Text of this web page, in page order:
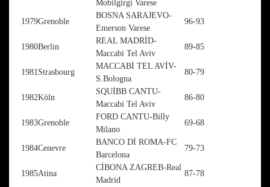
Mobilgirgi Varese
1979Grenoble
BOSNA SARAJEVO-
Emerson Varese
96-93
1980Berlin
REAL MADRİD-
Maccabi Tel Aviv
89-85
1981 Strasbourg
MACCABİ TEL AVİV-
S.Bologna
80-79
1982Köln
SQUİBB CANTU-
Maccabi Tel Aviv
86-80
1983Grenoble
FORD CANTU-Billy
Milano
69-68
1984Cenevre
BANCO Dİ ROMA-FC
Barcelona
79-73
1985Atina
CİBONA ZAGREB-Real
Madrid
87-78